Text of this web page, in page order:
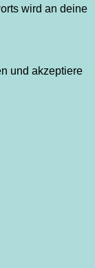
wird an deine
und akzeptiere